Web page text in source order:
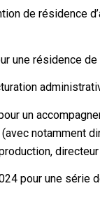
de résidence
une résidence
un
notamment
pour une